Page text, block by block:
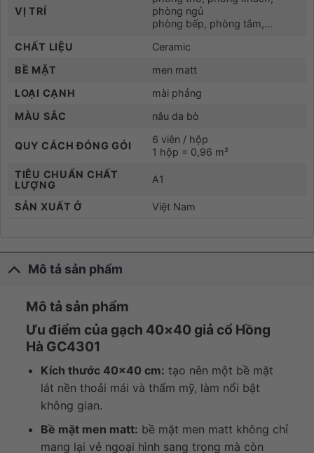
VỊ TRÍ
phòng ngủ
phòng bếp, phòng tắm,…
CHẤT LIỆU
Ceramic
BỀ MẶT
men matt
LOẠI CẠNH
mài phẳng
MÀU SẮC
nâu da bò
QUY CÁCH ĐÓNG GÓI
6 viên / hộp
1 hộp = 0,96 m²
TIÊU CHUẨN CHẤT
LƯỢNG
A1
SẢN XUẤT Ở Việt Nam
Mô tả sản phẩm
Mô tả sản phẩm
Ưu điểm của gạch 40×40 giả cổ Hồng
Hà GC4301
Kích thước 40×40 cm: tạo nên một bề mặt
lát nền thoải mái và thẩm mỹ, làm nổi bật
không gian.
Bề mặt men matt: bề mặt men matt không chỉ
mang lại vẻ ngoại hình sang trọng mà còn